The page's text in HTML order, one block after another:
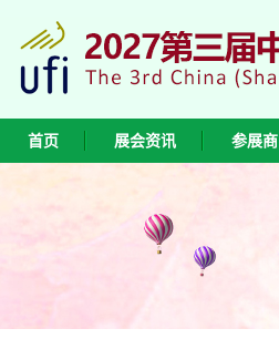
首页 展会资讯 参展商